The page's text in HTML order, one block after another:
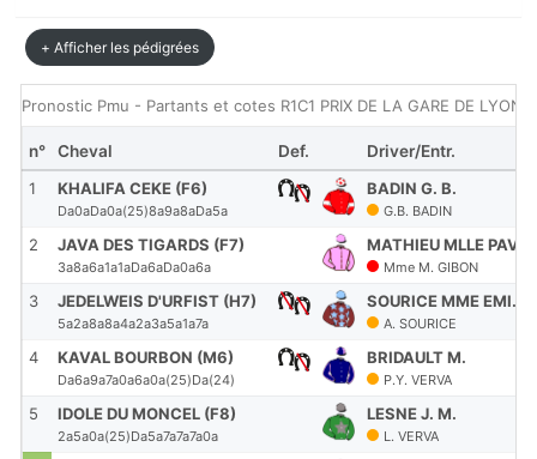
+ Afficher les pédigrées
Pronostic Pmu - Partants et cotes R1C1 PRIX DE LA GARE DE
n° Cheval Def.
Driver/Entr.
1
KHALIFA CEKE (F6)
Da0aDa0a(25)8a9a8aDa5a
BADIN G. B.
G.B. BADIN
2 JAVA DES TIGARDS (F7)
3a8a6a1a1aDa6aDa0a6a
MATHIEU MLLE
Mme M. GIBON
3 JEDELWEIS D'URFIST (H7)
5a2a8a8a4a2a3a5a1a7a
SOURICE MME EMI.
A. SOURICE
4 KAVAL BOURBON (M6)
Da6a9a7a0a6a0a(25)Da(24)
BRIDAULT M.
P.Y. VERVA
5 IDOLE DU MONCEL (F8)
2a5a0a(25)Da5a7a7a7a0a
LESNE J. M.
L. VERVA